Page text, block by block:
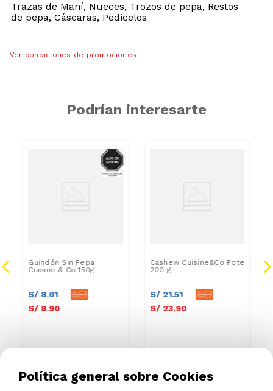
Trazas de Maní, Nueces, Trozos de pepa, Restos
de pepa, Cáscaras, Pedicelos
Ver condiciones de promociones
Podrían interesarte
AZUCAR
Guindón Sin Pepa
Cuisine & Co 150g
S/ 8.01
S/ 8.90
Cashew Cuisine&Co Pote
200 g
S/ 21.51
S/ 23.90
Política general sobre Cookies